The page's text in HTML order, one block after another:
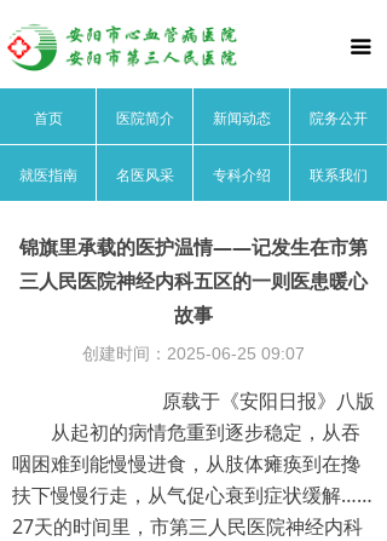
끀
首页
医院领导
医院荣誉
医院动态
院务公开
名医风采
心血管内科
首页 医院简介 新闻动态 院务公开
就医指南 名医风采 专科介绍 联系我们
锦旗里承载的医护温情——记发生在市第
三人民医院神经内科五区的一则医患暖心
故事
原载于《安阳日报》八版
从起初的病情危重到逐步稳定，从吞
咽困难到能慢慢进食，从肢体瘫痪到在搀
扶下慢慢行走，从气促心衰到症状缓解……
27天的时间里，市第三人民医院神经内科
创建时间： 2025-06-25 09:07